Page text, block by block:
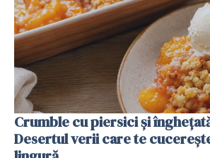
Crumble cu piersici și
Desertul verii care te